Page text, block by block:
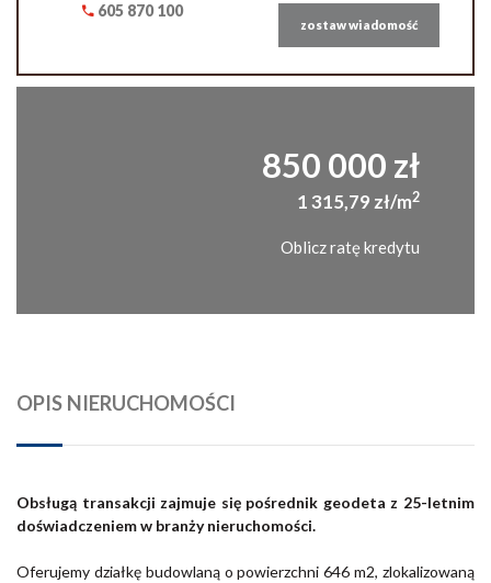
605 870 100
zostaw wiadomość
850 000 zł
1 315,79 zł/m2
Oblicz ratę kredytu
OPIS NIERUCHOMOŚCI
Obsługą transakcji zajmuje się pośrednik geodeta z 25-letnim
doświadczeniem w branży nieruchomości.
Oferujemy działkę budowlaną o powierzchni 646 m2, zlokalizowaną